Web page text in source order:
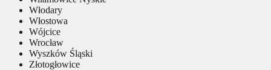
Włodary
Włostowa
Wójcice
Wrocław
Wyszków Śląski
Złotogłowice